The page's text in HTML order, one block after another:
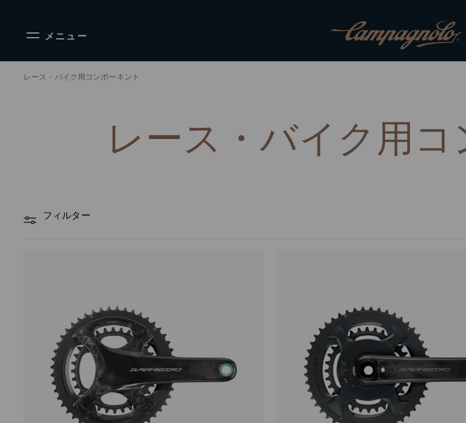
メニュー
レース・バイク用コンポーネント
レース・バイク用コ
フィルター